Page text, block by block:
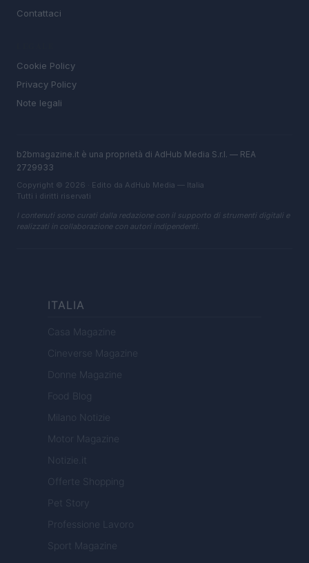
Contattaci
Cookie Policy
Privacy Policy
Note legali
b2bmagazine.it è una proprietà di AdHub Media S.r.l. — REA
2729933
Copyright © 2026 · Edito da AdHub Media — Italia
Tutti i diritti riservati
I contenuti sono curati dalla redazione con il supporto di strumenti digitali e
realizzati in collaborazione con autori indipendenti.
ITALIA
Casa Magazine
Cineverse Magazine
Donne Magazine
Food Blog
Milano Notizie
Motor Magazine
Notizie.it
Offerte Shopping
Pet Story
Professione Lavoro
Sport Magazine